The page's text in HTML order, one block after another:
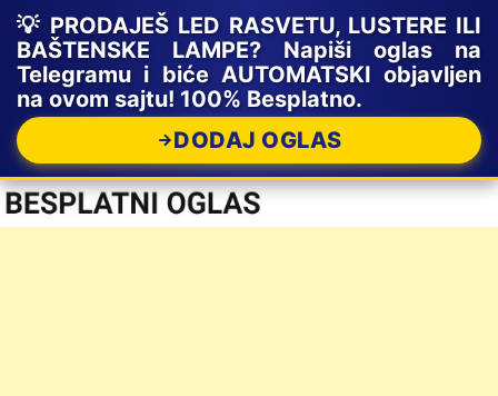
💡 PRODAJEŠ LED RASVETU, LUSTERE ILI
BAŠTENSKE LAMPE? Napiši oglas na
Telegramu i biće AUTOMATSKI objavljen
na ovom sajtu! 100% Besplatno.
DODAJ OGLAS